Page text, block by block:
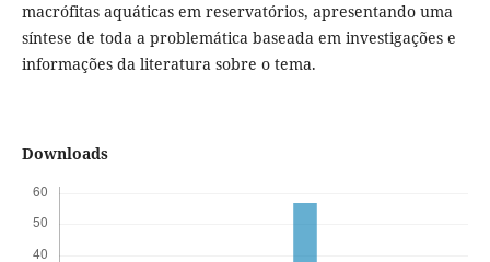
macrófitas aquáticas em reservatórios, apresentando uma
síntese de toda a problemática baseada em investigações e
informações da literatura sobre o tema.
Downloads